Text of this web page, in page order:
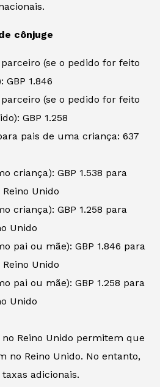
cônjuge
(se o pedido for feito
GBP 1.846
(se o pedido for feito
GBP 1.258
pais de uma criança: 637
criança): GBP 1.538 para
Unido
criança): GBP 1.258 para
Unido
pai ou mãe): GBP 1.846 para
Unido
pai ou mãe): GBP 1.258 para
Unido
Reino Unido permitem que
no Reino Unido. No entanto,
adicionais.